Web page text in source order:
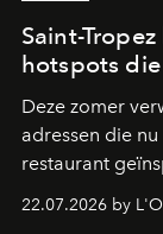
Saint-
hotspots
Deze zomer
adressen die
restaurant
zestig, een
verandert in
22.07.2026 by